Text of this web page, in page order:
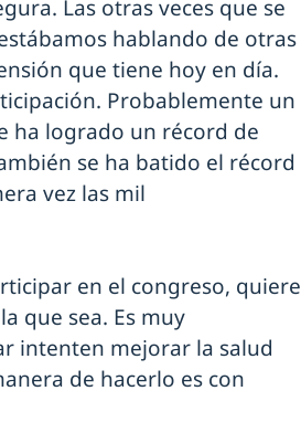
Las otras veces que se
hablando de otras
que tiene hoy en día.
Probablemente un
ha logrado un récord de
se ha batido el récord
vez las mil
en el congreso, quiere
que sea. Es muy
intenten mejorar la salud
de hacerlo es con